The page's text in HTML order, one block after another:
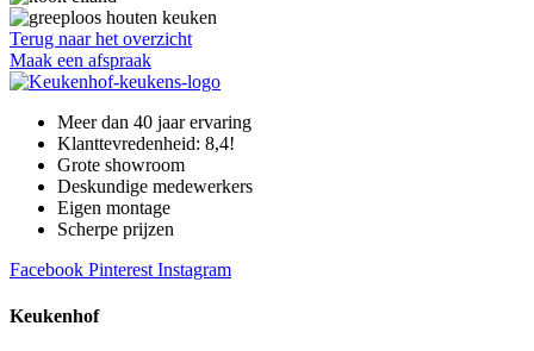
Terug naar het overzicht
Maak een afspraak
Meer dan 40 jaar ervaring
Klanttevredenheid: 8,4!
Grote showroom
Deskundige medewerkers
Eigen montage
Scherpe prijzen
Facebook Pinterest Instagram
Keukenhof